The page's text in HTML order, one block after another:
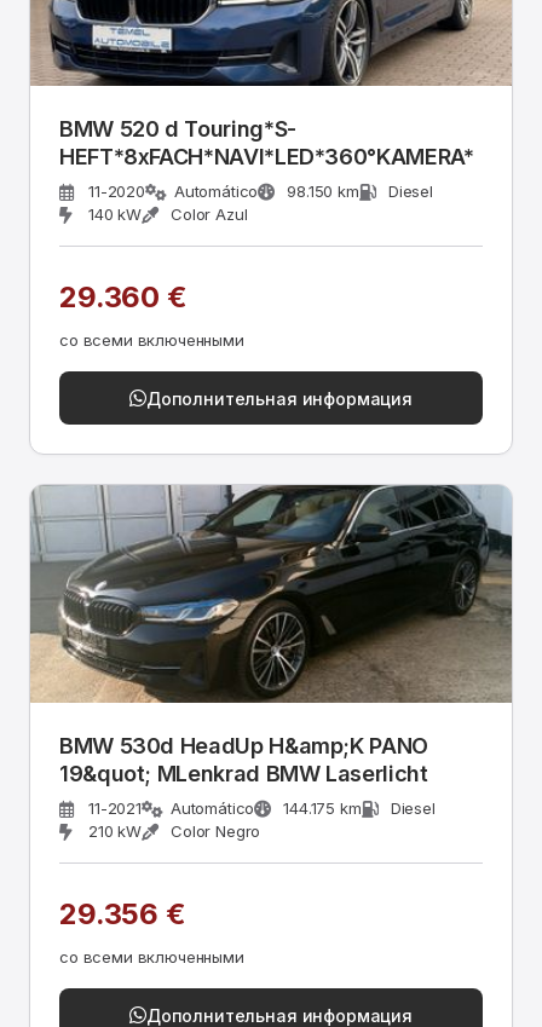
BMW 520 d Touring*S-
HEFT*8xFACH*NAVI*LED*360°KAMERA*
11-2020 Automático 98.150 km
Diesel
140 kW
Color Azul
29.360 €
со всеми включенными
Дополнительная информация
BMW 530d HeadUp H&amp;K PANO
19&quot; MLenkrad BMW Laserlicht
11-2021 Automático 144.175 km
Diesel
210 kW
Color Negro
29.356 €
со всеми включенными
Дополнительная информация